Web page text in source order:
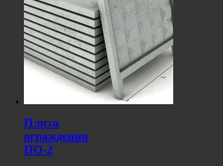
Плита
ограждения
ПО-2